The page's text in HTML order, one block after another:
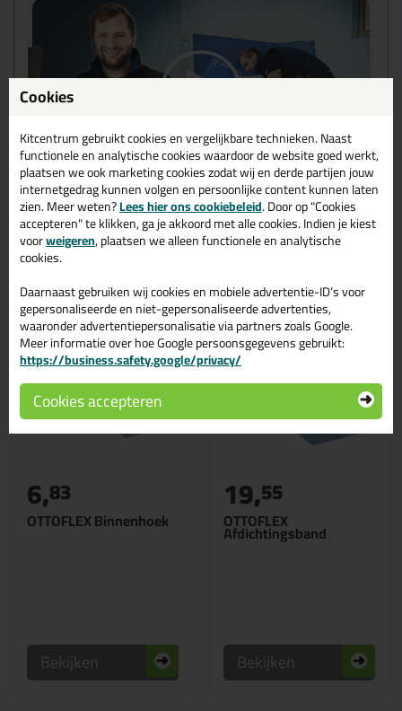
Gerelateerde producten
OTTOFLEX Binnenhoek
6,83
Bekijken
OTTOFLEX
Afdichtingsband
19,55
Bekijken
Cookies
Kitcentrum gebruikt cookies en vergelijkbare technieken. Naast
functionele en analytische cookies waardoor de website goed werkt,
plaatsen we ook marketing cookies zodat wij en derde partijen jouw
internetgedrag kunnen volgen en persoonlijke content kunnen laten
zien. Meer weten?Lees hier ons cookiebeleid. Door op "Cookies
accepteren" te klikken, ga je akkoord met alle cookies. Indien je kiest
voorweigeren, plaatsen we alleen functionele en analytische
cookies.
Daarnaast gebruiken wij cookies en mobiele advertentie-ID’s voor
gepersonaliseerde en niet-gepersonaliseerde advertenties,
waaronder advertentiepersonalisatie via partners zoals Google.
Meer informatie over hoe Google persoonsgegevens gebruikt:
https://business.safety.google/privacy/
Cookies accepteren